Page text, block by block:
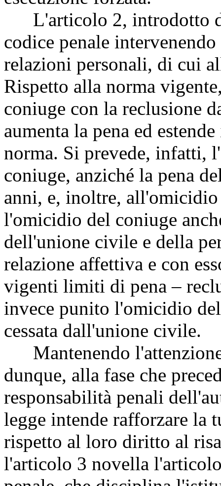
L'articolo 2, introdotto
codice penale
relazioni personali, di cui
Rispetto alla norma
coniuge con la reclusione
aumenta la pena ed
norma. Si prevede, infatti,
coniuge, anziché la pena
anni, e, inoltre,
l'omicidio del coniuge
dell'unione civile e della
relazione affettiva e con
vigenti limiti di pena –
invece punito l'omicidio
cessata dall'unione civile.
Mantenendo
dunque, alla fase che
responsabilità penali
legge intende rafforzare
rispetto al loro diritto al
l'articolo 3 novella